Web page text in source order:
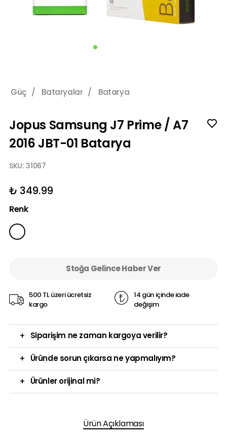
Güç / Bataryalar / Batarya
Jopus Samsung J7 Prime / A7
2016 JBT-01 Batarya
SKU: 31067
₺ 349.99
Renk
Stoğa Gelince Haber Ver
500 TL üzeri ücretsiz
kargo
14 gün içinde iade
değişim
+ Siparişim ne zaman kargoya verilir?
+ Üründe sorun çıkarsa ne yapmalıyım?
+ Ürünler orijinal mi?
Ürün Açıklaması